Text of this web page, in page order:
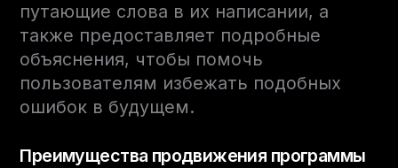
путающие слова в их написании, а
также предоставляет подробные
объяснения, чтобы помочь
пользователям избежать подобных
ошибок в будущем.
Преимущества продвижения программы